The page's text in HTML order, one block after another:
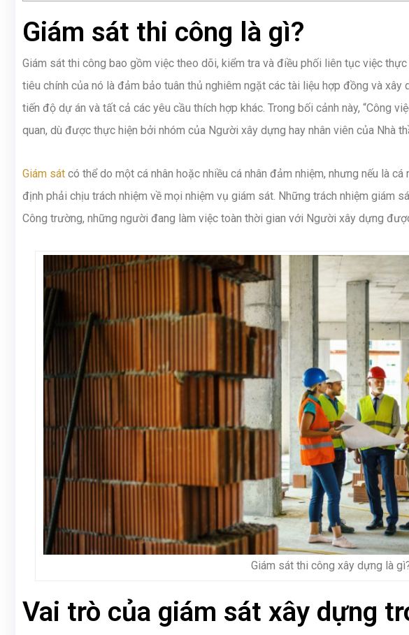
Giám sát thi công là gì?
Giám sát thi công bao gồm việc theo dõi, kiểm tra và điều phối liên tục việc
tiêu chính của nó là đảm bảo tuân thủ nghiêm ngặt các tài liệu hợp đồng và
tiến độ dự án và tất cả các yêu cầu thích hợp khác. Trong bối cảnh này, “Công
quan, dù được thực hiện bởi nhóm của Người xây dựng hay nhân viên của Nhà
Giám sát có thể do một cá nhân hoặc nhiều cá nhân đảm nhiệm, nhưng nếu là
định phải chịu trách nhiệm về mọi nhiệm vụ giám sát. Những trách nhiệm giám
Công trường, những người đang làm việc toàn thời gian với Người xây dựng
Giám sát thi công xây dựng là
Vai trò của giám sát xây dựng